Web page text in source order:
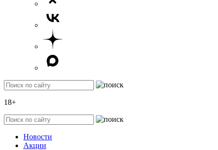
18+
Новости
Акции